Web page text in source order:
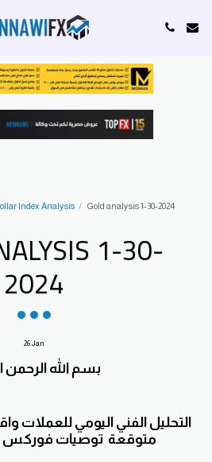
Index Analysis Gold analysis 1-30-2024
1-30-
2024
26Jan
بسم الله الرحمن
التحليل الفني اليومي
متوقعة توصيات فوركس